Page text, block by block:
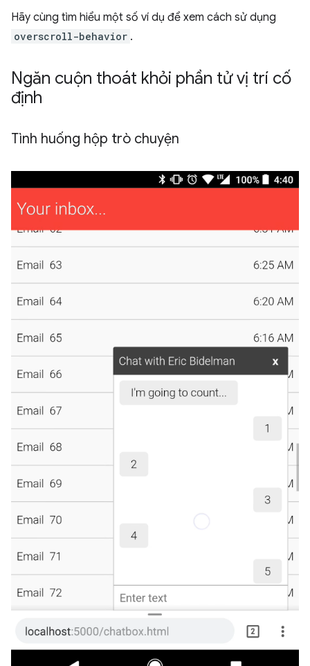
Hãy cùng tìm hiểu một số ví dụ để xem cách sử dụng
overscroll-behavior .
Ngăn cuộn thoát khỏi phần tử vị trí cố
định
Tình huống hộp trò chuyện